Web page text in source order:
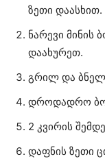
ზეთი დაასხით.
ნარევი მინის
დაახურეთ.
გრილ და ბნელ
დროდადრო
2 კვირის
დაფნის ზეთი